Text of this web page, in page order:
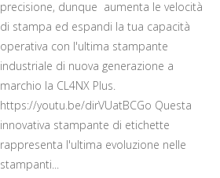
precisione, dunque aumenta le velocità
di stampa ed espandi la tua capacità
operativa con l'ultima stampante
industriale di nuova generazione a
marchio la CL4NX Plus.
https://youtu.be/dirVUatBCGo Questa
innovativa stampante di etichette
rappresenta l'ultima evoluzione nelle
stampanti...